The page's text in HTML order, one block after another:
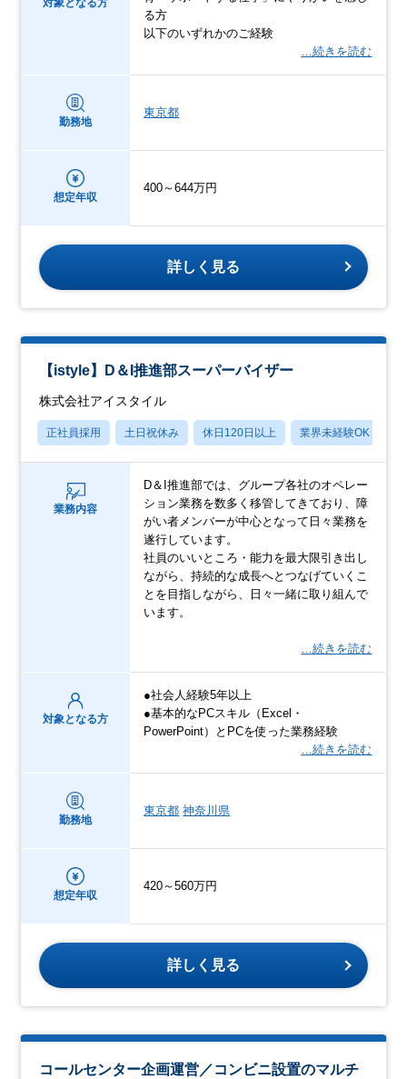
る方
以下のいずれかのご経験
…続きを読む
勤務地
東京都
想定年収
400～644万円
詳しく見る
【istyle】D＆I推進部スーパーバイザー
株式会社アイスタイル
正社員採用 土日祝休み 休日120日以上 業界未経験OK
業務内容
D＆I推進部では、グループ各社のオペレー
ション業務を数多く移管してきており、障
がい者メンバーが中心となって日々業務を
遂行しています。
社員のいいところ・能力を最大限引き出し
ながら、持続的な成長へとつなげていくこ
とを目指しながら、日々一緒に取り組んで
います。
…続きを読む
対象となる方
●社会人経験5年以上
●基本的なPCスキル（Excel・
PowerPoint）とPCを使った業務経験
…続きを読む
勤務地
東京都 神奈川県
想定年収
420～560万円
詳しく見る
コールセンター企画運営／コンビニ設置のマルチ